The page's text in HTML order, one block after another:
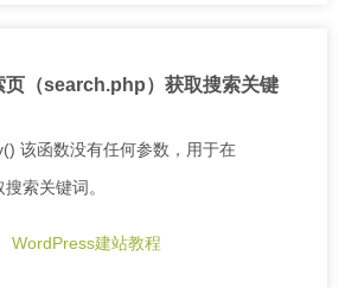
（search.php）获取搜索关键
该函数没有任何参数，用于在
索关键词。
WordPress建站教程